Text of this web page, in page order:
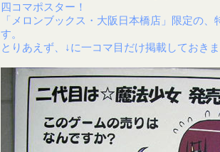
四コマポスター！
「メロンブックス・大阪日本橋店」限定の
す。
とりあえず、↓に一コマ目だけ掲載してお